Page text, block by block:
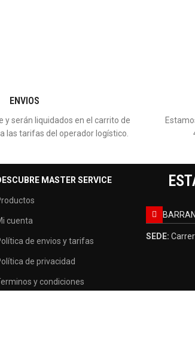
ENVIOS
y serán liquidados en el carrito de
las tarifas del operador logístico.
MASTER SERVICE
cuenta
de envios y tarifas
de privacidad
y condiciones
SEDE: